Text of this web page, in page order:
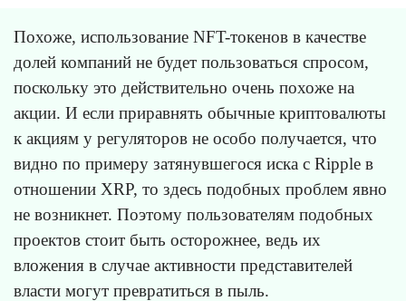
Похоже, использование NFT-токенов в качестве
долей компаний не будет пользоваться спросом,
поскольку это действительно очень похоже на
акции. И если приравнять обычные криптовалюты
к акциям у регуляторов не особо получается, что
видно по примеру затянувшегося иска с Ripple в
отношении XRP, то здесь подобных проблем явно
не возникнет. Поэтому пользователям подобных
проектов стоит быть осторожнее, ведь их
вложения в случае активности представителей
власти могут превратиться в пыль.